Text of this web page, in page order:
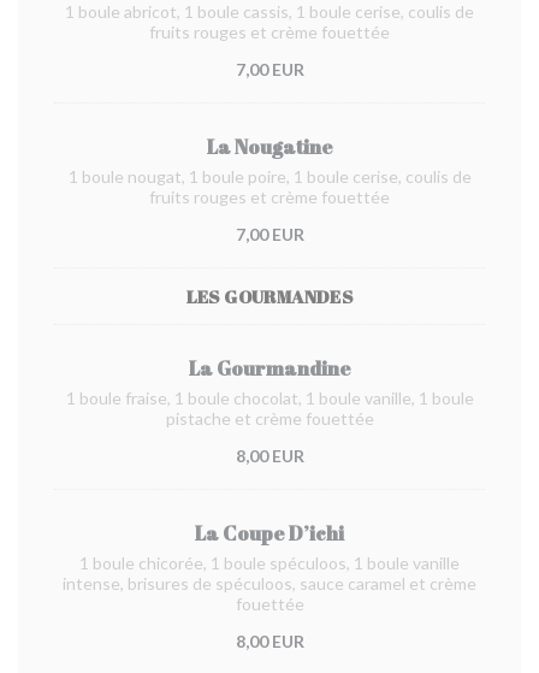
1 boule abricot, 1 boule cassis, 1 boule cerise, coulis de
fruits rouges et crème fouettée
7,00 EUR
La Nougatine
1 boule nougat, 1 boule poire, 1 boule cerise, coulis de
fruits rouges et crème fouettée
7,00 EUR
LES GOURMANDES
La Gourmandine
1 boule fraise, 1 boule chocolat, 1 boule vanille, 1 boule
pistache et crème fouettée
8,00 EUR
La Coupe D’ichi
1 boule chicorée, 1 boule spéculoos, 1 boule vanille
intense, brisures de spéculoos, sauce caramel et crème
fouettée
8,00 EUR